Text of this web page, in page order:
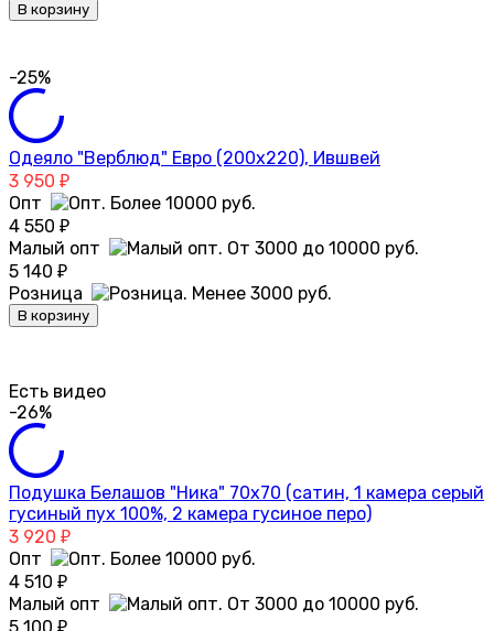
В корзину
-25%
Одеяло "Верблюд" Евро (200х220), Ившвей
3 950 ₽
Опт
4 550 ₽
Малый опт
5 140 ₽
Розница
В корзину
Есть видео
-26%
Подушка Белашов "Ника" 70х70 (сатин, 1 камера серый
гусиный пух 100%, 2 камера гусиное перо)
3 920 ₽
Опт
4 510 ₽
Малый опт
₽